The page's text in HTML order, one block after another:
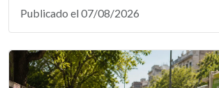
Publicado el 07/08/2026